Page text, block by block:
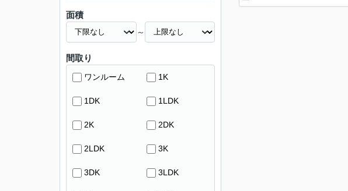
面積
～
間取り
ワンルーム 1K
1DK 1LDK
2K 2DK
2LDK 3K
3DK 3LDK